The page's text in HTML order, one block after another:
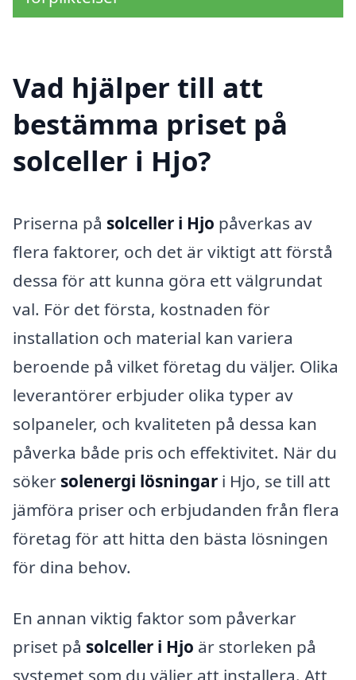
Vad hjälper till att
bestämma priset på
solceller i Hjo?
Priserna på solceller i Hjo påverkas av
flera faktorer, och det är viktigt att förstå
dessa för att kunna göra ett välgrundat
val. För det första, kostnaden för
installation och material kan variera
beroende på vilket företag du väljer. Olika
leverantörer erbjuder olika typer av
solpaneler, och kvaliteten på dessa kan
påverka både pris och effektivitet. När du
söker solenergi lösningar i Hjo, se till att
jämföra priser och erbjudanden från flera
företag för att hitta den bästa lösningen
för dina behov.
En annan viktig faktor som påverkar
priset på solceller i Hjo är storleken på
systemet som du väljer att installera. Att